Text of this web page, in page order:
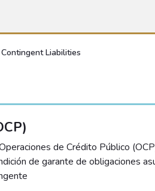
Liabilities
de Crédito Público
de garante de obligaciones